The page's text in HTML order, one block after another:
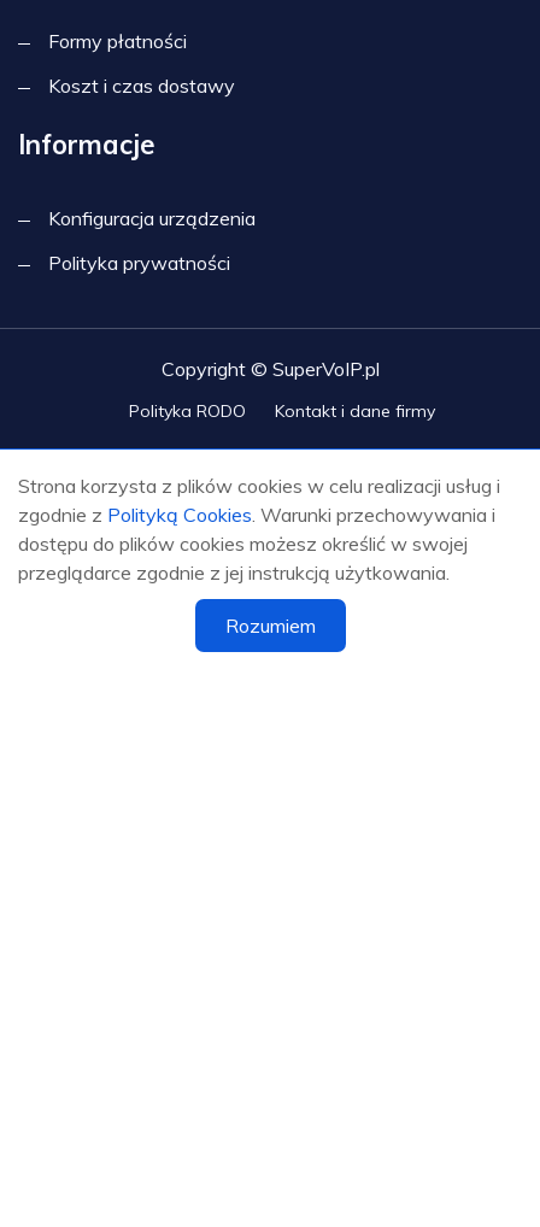
Formy płatności
Koszt i czas dostawy
Informacje
Konfiguracja urządzenia
Polityka prywatności
Copyright © SuperVoIP.pl
Polityka RODO Kontakt i dane firmy
Strona korzysta z plików cookies w celu realizacji usług i
zgodnie z Polityką Cookies . Warunki przechowywania i
dostępu do plików cookies możesz określić w swojej
przeglądarce zgodnie z jej instrukcją użytkowania.
Rozumiem